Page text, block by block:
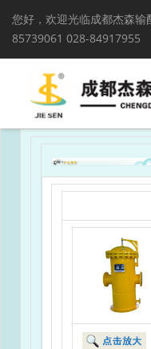
您好，欢迎光临成都杰森输
85739061 028-84917955